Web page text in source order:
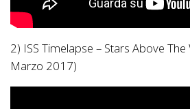
2) ISS Timelapse – Stars Above
Marzo 2017)